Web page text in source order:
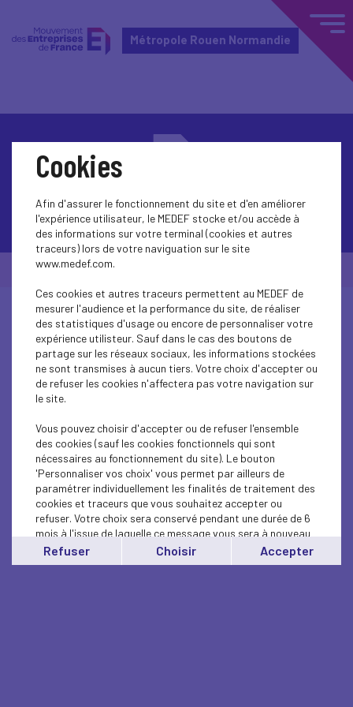
Métropole Rouen Normandie
Contactez-nous
© Medef Métropole Rouen Normandie 2026 -
Cookies
Afin d'assurer le fonctionnement du site et d'en améliorer
l'expérience utilisateur, le MEDEF stocke et/ou accède à
des informations sur votre terminal (cookies et autres
traceurs) lors de votre naviguation sur le site
www.medef.com.
Ces cookies et autres traceurs permettent au MEDEF de
mesurer l'audience et la performance du site, de réaliser
des statistiques d'usage ou encore de personnaliser votre
expérience utilisteur. Sauf dans le cas des boutons de
partage sur les réseaux sociaux, les informations stockées
ne sont transmises à aucun tiers. Votre choix d'accepter ou
de refuser les cookies n'affectera pas votre navigation sur
le site.
Vous pouvez choisir d'accepter ou de refuser l'ensemble
des cookies (sauf les cookies fonctionnels qui sont
nécessaires au fonctionnement du site). Le bouton
'Personnaliser vos choix' vous permet par ailleurs de
paramétrer individuellement les finalités de traitement des
cookies et traceurs que vous souhaitez accepter ou
refuser. Votre choix sera conservé pendant une durée de 6
mois à l'issue de laquelle ce message vous sera à nouveau
affiché..
Vous pouvez modifier votre choix à tout moment en
Refuser Choisir Accepter